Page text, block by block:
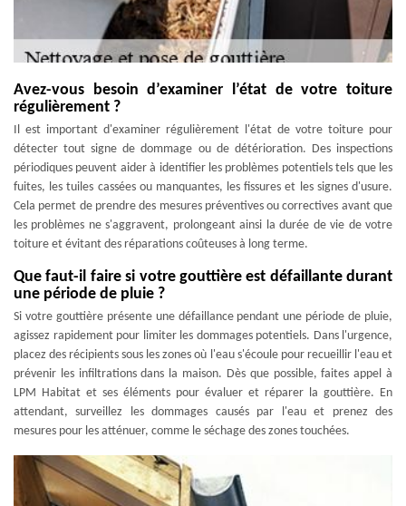
Avez-vous besoin d’examiner l’état de votre toiture
régulièrement ?
Il est important d'examiner régulièrement l'état de votre toiture pour
détecter tout signe de dommage ou de détérioration. Des inspections
périodiques peuvent aider à identifier les problèmes potentiels tels que les
fuites, les tuiles cassées ou manquantes, les fissures et les signes d'usure.
Cela permet de prendre des mesures préventives ou correctives avant que
les problèmes ne s'aggravent, prolongeant ainsi la durée de vie de votre
toiture et évitant des réparations coûteuses à long terme.
Que faut-il faire si votre gouttière est défaillante durant
une période de pluie ?
Si votre gouttière présente une défaillance pendant une période de pluie,
agissez rapidement pour limiter les dommages potentiels. Dans l'urgence,
placez des récipients sous les zones où l'eau s'écoule pour recueillir l'eau et
prévenir les infiltrations dans la maison. Dès que possible, faites appel à
LPM Habitat et ses éléments pour évaluer et réparer la gouttière. En
attendant, surveillez les dommages causés par l'eau et prenez des
mesures pour les atténuer, comme le séchage des zones touchées.